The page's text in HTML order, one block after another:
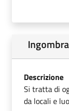
Descrizione
Si tratta di
da locali e